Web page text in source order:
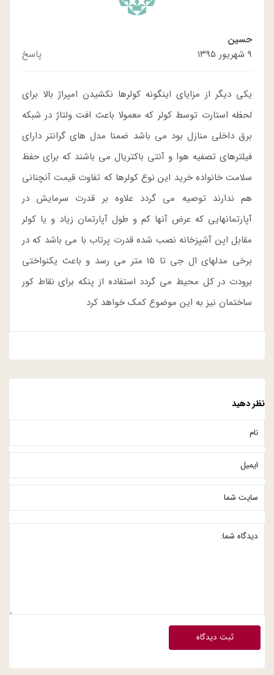
حسين
۹ شهریور ۱۳۹۵
پاسخ
یکی دیگر از مزایای اینگونه کولرها نکشیدن امپراژ بالا برای
لحظه استارت توسط کولر که معمولا باعث افت ولتاژ در شبکه
برق داخلی منازل بود می باشد ضمنا مدل های گرانتر دارای
فیلترهای تصفیه هوا و آنتی باکتریال می باشند که برای حفظ
سلامت خانواده خرید این نوع کولرها که تفاوت قیمت آنچنانی
هم ندارند توصیه می گردد علاوه بر قدرت سرمایش در
آپارتمانهایی که عرض آنها کم و طول آپارتمان زیاد و یا کولر
مقابل اپن آشپزخانه نصب شده قدرت پرتاب با می باشد که در
برخی مدلهای ال جی تا ۱۵ متر می رسد و باعث یکنواختی
برودت در کل محیط می گردد استفاده از پنکه برای نقاط کور
ساختمان نیز به این موضوع کمک خواهد کرد
نظر دهید
ثبت دیدگاه